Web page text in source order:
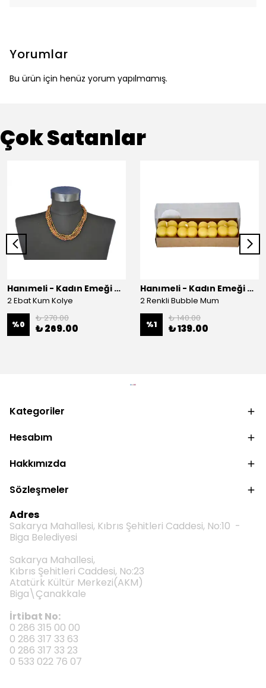
Yorumlar
Bu ürün için henüz yorum yapılmamış.
Çok Satanlar
Hanımeli - Kadın Emeği Çarşısı
2 Ebat Kum Kolye
%0
₺ 270.00
₺ 269.00
Hanımeli - Kadın Emeği Çarşısı
2 Renkli Bubble Mum
%1
₺ 140.00
₺ 139.00
Kategoriler
Hesabım
Hakkımızda
Sözleşmeler
Adres
Sakarya Mahallesi, Kıbrıs Şehitleri Caddesi, No:10 -
Biga Belediyesi
Sakarya Mahallesi,
Kıbrıs Şehitleri Caddesi, No:23
Atatürk Kültür Merkezi(AKM)
Biga\Çanakkale
İrtibat No:
0 286 315 00 00
0 286 317 33 63
0 286 317 33 23
0 533 022 76 07